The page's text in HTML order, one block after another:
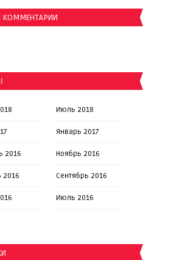
КОММЕНТАРИИ
Июль 2018
Январь 2017
2016 Ноябрь 2016
2016 Сентябрь 2016
Июль 2016